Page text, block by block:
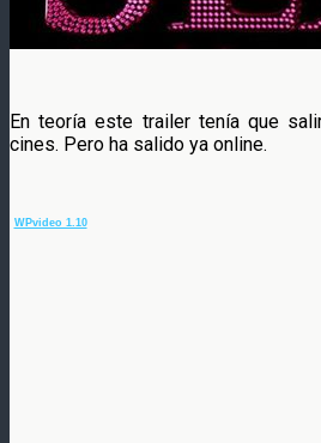
En teoría este trailer tenía que
cines. Pero ha salido ya online.
WPvideo 1.10